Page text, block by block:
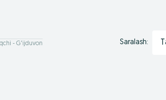
- G'ijduvon Saralash: